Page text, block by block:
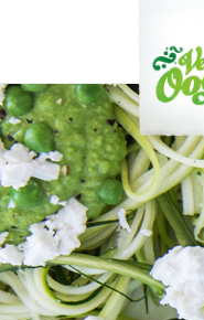
Verse Oogst